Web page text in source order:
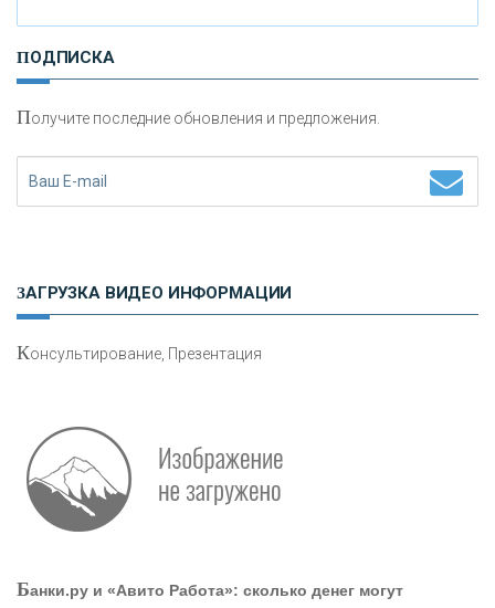
Работа мечты. Что банки делают для того, чтобы
привлечь и удержать персонал - «Интервью»
И
сохранения и увеличения капитала
ПОДПИСКА
Получите последние обновления и предложения.
ЗАГРУЗКА ВИДЕО ИНФОРМАЦИИ
Консультирование, Презентация
Банки.ру и «Авито Работа»: сколько денег могут